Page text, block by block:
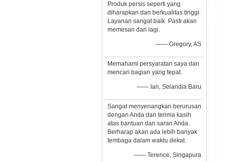
Produk persis seperti yang
diharapkan dan berkualitas tinggi.
Layanan sangat baik. Pasti akan
memesan dari lagi.
—— Gregory, AS
Memahami persyaratan saya dan
mencari bagian yang tepat.
—— Ian, Selandia Baru
Sangat menyenangkan berurusan
dengan Anda dan terima kasih
atas bantuan dan saran Anda.
Berharap akan ada lebih banyak
tembaga dalam waktu dekat.
—— Terence, Singapura